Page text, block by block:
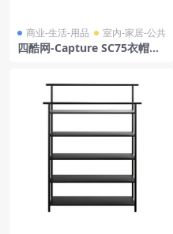
商业-生活-用品 室内-家居-公共
四酷网-Capture SC75衣帽钩